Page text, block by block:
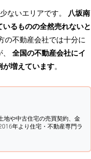
ないエリアです。 八坂南
るものの全然売れないと
の不動産会社では十分に
全国の不動産会社にイ
が増えています。
地や中古住宅の売買契約、金
年より住宅・不動産専門ラ